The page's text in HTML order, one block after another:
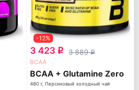
-12%
3 423 q 3 889q
ВСАА
BCAA + Glutamine Zero
480 г, Персиковый холодный чай